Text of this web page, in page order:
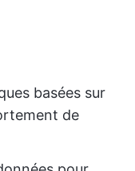
basées sur
de